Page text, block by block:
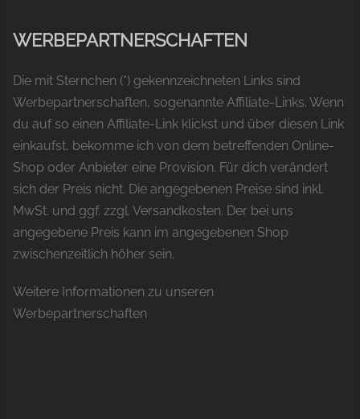
WERBEPARTNERSCHAFTEN
Die mit Sternchen (*) gekennzeichneten Links sind
Werbepartnerschaften, sogenannte Affiliate-Links. Wenn
du auf so einen Affiliate-Link klickst und über diesen Link
einkaufst, bekomme ich von dem betreffenden Online-
Shop oder Anbieter eine Provision. Für dich verändert
sich der Preis nicht. Die angegebenen Preise sind inkl.
MwSt. und ggf. zzgl. Versandkosten. Der bei uns
angegebene Preis kann im angegebenen Shop
zwischenzeitlich höher sein.
Weitere Informationen zu unseren
Werbepartnerschaften